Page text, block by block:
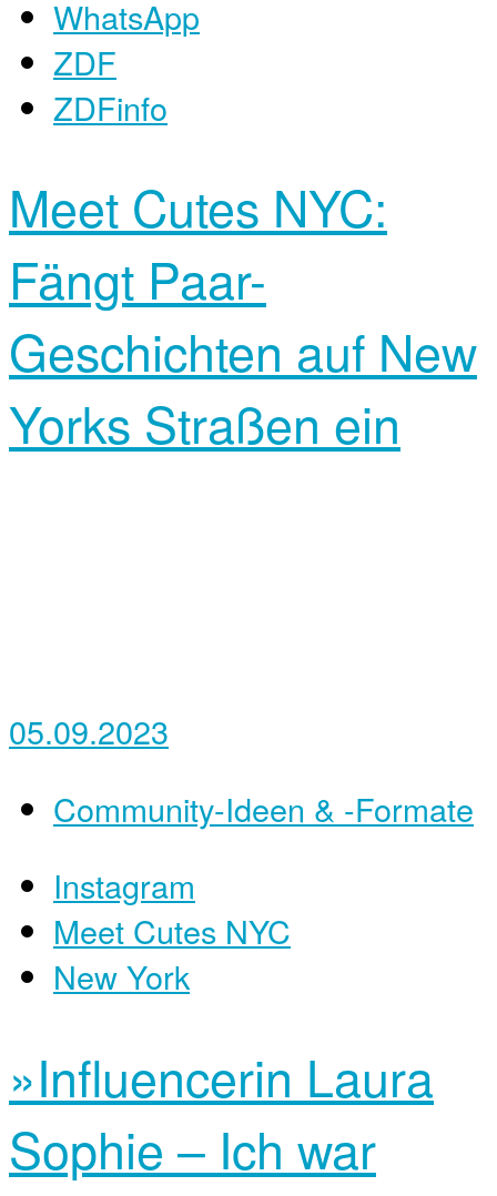
WhatsApp
ZDF
ZDFinfo
Meet Cutes NYC:
Fängt Paar-
Geschichten auf New
Yorks Straßen ein
05.09.2023
Community-Ideen & -Formate
Instagram
Meet Cutes NYC
New York
»Influencerin Laura
Sophie – Ich war